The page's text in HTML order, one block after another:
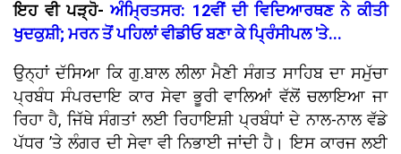
ਇਹ ਵੀ ਪੜ੍ਹੋ-ਅੰਮ੍ਰਿਤਸਰ: 12ਵੀਂ ਦੀ ਵਿਦਿਆਰਥਣ ਨੇ ਕੀਤੀ
ਖੁਦਕੁਸ਼ੀ; ਮਰਨ ਤੋਂ ਪਹਿਲਾਂ ਵੀਡੀਓ ਬਣਾ ਕੇ ਪ੍ਰਿੰਸੀਪਲ 'ਤੇ...
ਉਨ੍ਹਾਂ ਦੱਸਿਆ ਕਿ ਗੁ.ਬਾਲ ਲੀਲਾ ਮੈਣੀ ਸੰਗਤ ਸਾਹਿਬ ਦਾ ਸਮੁੱਚਾ
ਪ੍ਰਬੰਧ ਸੰਪਰਦਾਇ ਕਾਰ ਸੇਵਾ ਭੂਰੀ ਵਾਲਿਆਂ ਵੱਲੋਂ ਚਲਾਇਆ ਜਾ
ਰਿਹਾ ਹੈ, ਜਿੱਥੇ ਸੰਗਤਾਂ ਲਈ ਰਿਹਾਇਸ਼ੀ ਪ੍ਰਬੰਧਾਂ ਦੇ ਨਾਲ-ਨਾਲ ਵੱਡੇ
ਪੱਧਰ ’ਤੇ ਲੰਗਰ ਦੀ ਸੇਵਾ ਵੀ ਨਿਭਾਈ ਜਾਂਦੀ ਹੈ। ਇਸ ਕਾਰਜ ਲਈ